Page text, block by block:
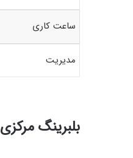
ساعت کاری
مدیریت
بلبرینگ مرکزی